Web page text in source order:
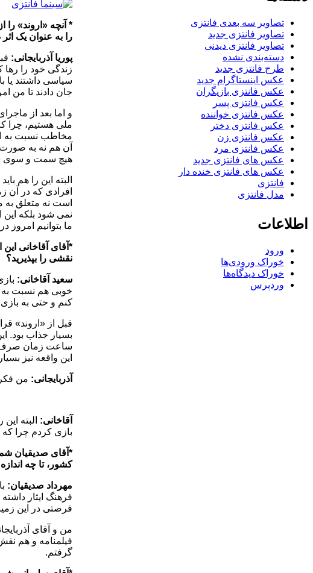
تصاویر سه بعدی فانتزی
تصاویر فانتزی جدید
تصاویر فانتزی دیدنی
دسته‌بندی نشده
طرح فانتزی جدید
عکس اینستاگرام جدید
عکس فانتزی بازیگران
عکس فانتزی پسر
عکس فانتزی خواننده
عکس فانتزی دختر
عکس فانتزی زن
عکس فانتزی مرد
عکس های فانتزی جدید
عکس های فانتزی خنده دار
فانتزی
مدل فانتزی
اطلاعات
ورود
خوراک ورودی‌ها
خوراک دیدگاه‌ها
وردپرس
* آنچه «اروند»
را به عنوان یک
پوریا آذربایجانی:
زندگی خود را رها
سیاسی داشتند یا
جان دادند تا من
و اما بعد از
ملی هستیم، چرا
مخاطب نسبت به
آن هم نه به
هیچ سمت و سوی
البته این را هم
افرادی که در آن
است نه متعلق به
نمی شود بلکه این
ما بتوانیم امروز
*آقای آقاخانی
نقشی را بپذیرید؟
سعید آقاخانی:
خوبی هم نسبت به
کنم و حتی به
قبل از «اروند»
بسیار جذاب بود.
ساعت زمان صرف
این واقعه نیز
آذربایجانی: من
آقاخانی: البته
بازی کردم چرا که
*آقای صدیقیان
کشور، تا چه
مهرداد صدیقیان:
فرهنگ ایثار
فرصتی در این
من و آقای
فیلمنامه و هم
گرفتم.